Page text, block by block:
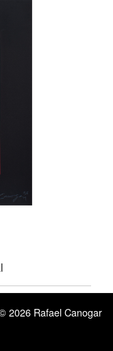
2026 Rafael Canogar